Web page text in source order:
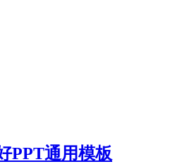
PPT通用模板